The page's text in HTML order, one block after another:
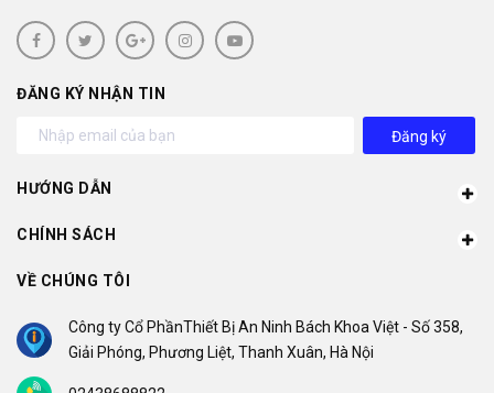
ĐĂNG KÝ NHẬN TIN
Đăng ký
HƯỚNG DẪN
CHÍNH SÁCH
VỀ CHÚNG TÔI
Công ty Cổ PhầnThiết Bị An Ninh Bách Khoa Việt - Số 358,
Giải Phóng, Phương Liệt, Thanh Xuân, Hà Nội